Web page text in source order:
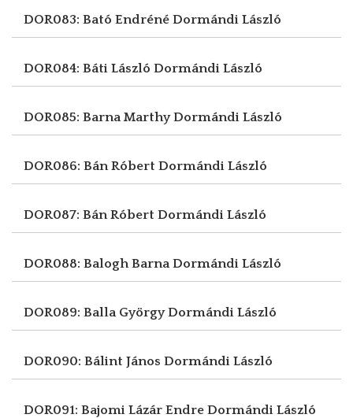
DOR083: Bató Endréné Dormándi László
DOR084: Báti László Dormándi László
DOR085: Barna MarthyDormándi László
DOR086: Bán Róbert Dormándi László
DOR087: Bán Róbert Dormándi László
DOR088: Balogh BarnaDormándi László
DOR089: Balla GyörgyDormándi László
DOR090: Bálint János Dormándi László
DOR091: Bajomi Lázár Endre Dormándi László